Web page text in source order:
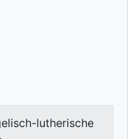
lutherische